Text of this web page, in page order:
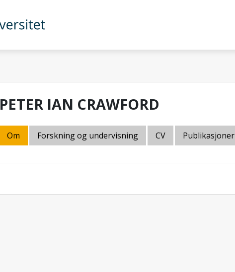
PETER IAN CRAWFORD
Om Forskning og undervisning CV Publikasjoner